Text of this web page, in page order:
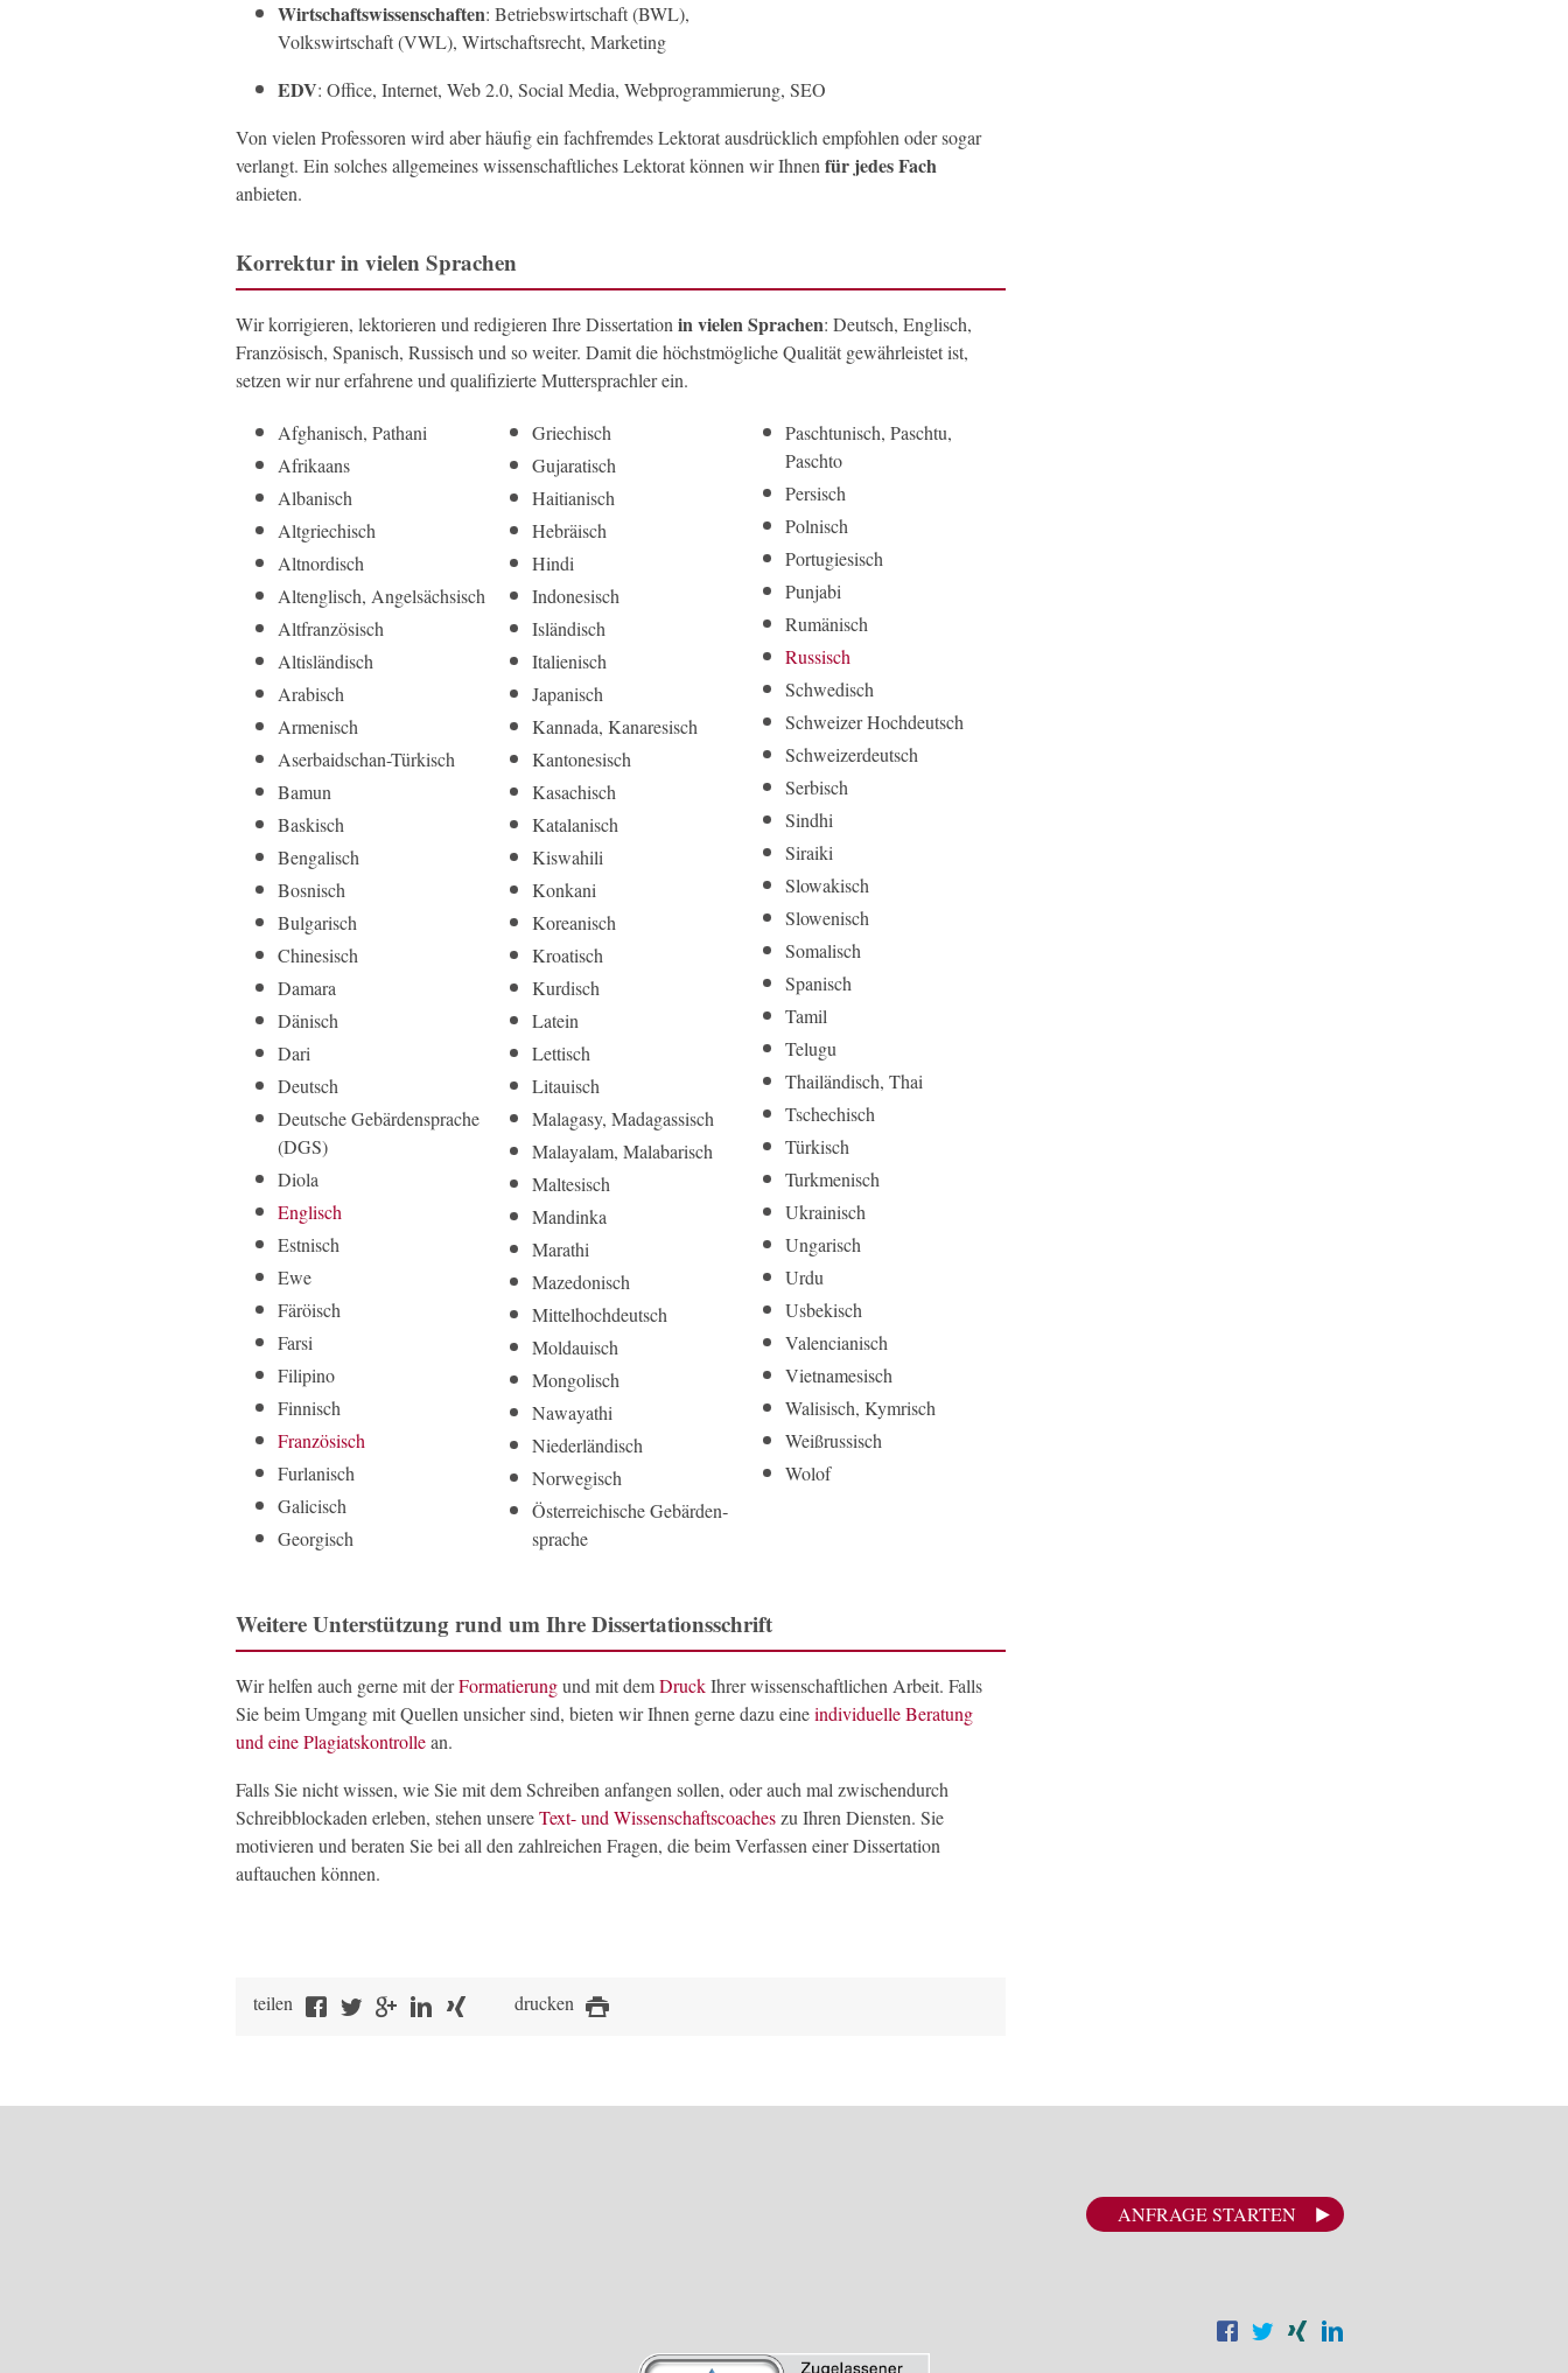
Wirtschaftswissenschaften: Betriebswirtschaft (BWL),
Volkswirtschaft (VWL), Wirtschaftsrecht, Marketing
EDV: Office, Internet, Web 2.0, Social Media, Webprogrammierung, SEO
Von vielen Professoren wird aber häufig ein fachfremdes Lektorat ausdrücklich empfohlen oder sogar
verlangt. Ein solches allgemeines wissenschaftliches Lektorat können wir Ihnen für jedes Fach
anbieten.
Korrektur in vielen Sprachen
Wir korrigieren, lektorieren und redigieren Ihre Dissertation in vielen Sprachen: Deutsch, Englisch,
Französisch, Spanisch, Russisch und so weiter. Damit die höchstmögliche Qualität gewährleistet ist,
setzen wir nur erfahrene und qualifizierte Muttersprachler ein.
Afghanisch, Pathani
Afrikaans
Albanisch
Altgriechisch
Altnordisch
Alt­englisch, Angel­sächsisch
Alt­französisch
Alt­isländisch
Arabisch
Armenisch
Aserbai­dschan-Türkisch
Bamun
Baskisch
Bengalisch
Bosnisch
Bulgarisch
Chinesisch
Damara
Dänisch
Dari
Deutsch
Deut­sche Gebär­den­sprache
(DGS)
Diola
Englisch
Estnisch
Ewe
Färöisch
Farsi
Filipino
Finnisch
Französisch
Furlanisch
Galicisch
Georgisch
Griechisch
Gujaratisch
Haitianisch
Hebräisch
Hindi
Indonesisch
Isländisch
Italienisch
Japanisch
Kannada, Kanaresisch
Kantonesisch
Kasachisch
Katalanisch
Kiswahili
Konkani
Koreanisch
Kroatisch
Kurdisch
Latein
Lettisch
Litauisch
Malagasy, Madagassisch
Malayalam, Malabarisch
Maltesisch
Mandinka
Marathi
Mazedonisch
Mittelhoch­deutsch
Moldauisch
Mongolisch
Nawayathi
Niederländisch
Norwegisch
Öster­reichi­sche Gebärden­
sprache
Paschtunisch, Paschtu,
Paschto
Persisch
Polnisch
Portugiesisch
Punjabi
Rumänisch
Russisch
Schwedisch
Schweizer Hochdeutsch
Schweizerdeutsch
Serbisch
Sindhi
Siraiki
Slowakisch
Slowenisch
Somalisch
Spanisch
Tamil
Telugu
Thailändisch, Thai
Tschechisch
Türkisch
Turkmenisch
Ukrainisch
Ungarisch
Urdu
Usbekisch
Valencianisch
Vietnamesisch
Walisisch, Kymrisch
Weißrussisch
Wolof
Weitere Unterstützung rund um Ihre Dissertationsschrift
Wir helfen auch gerne mit derFormatierungund mit demDruckIhrer wissenschaftlichen Arbeit. Falls
Sie beim Umgang mit Quellen unsicher sind, bieten wir Ihnen gerne dazu eineindividuelle Beratung
und eine Plagiatskontrollean.
Falls Sie nicht wissen, wie Sie mit dem Schreiben anfangen sollen, oder auch mal zwischendurch
Schreibblockaden erleben, stehen unsereText- und Wissenschaftscoacheszu Ihren Diensten. Sie
motivieren und beraten Sie bei all den zahlreichen Fragen, die beim Verfassen einer Dissertation
auftauchen können.
teilen drucken
ANFRAGE STARTEN